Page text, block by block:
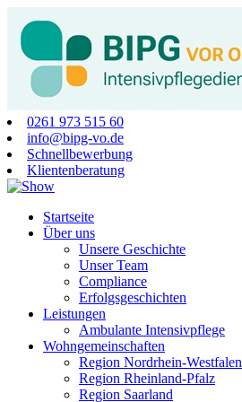
0261 973 515 60
info@bipg-vo.de
Schnellbewerbung
Klientenberatung
Startseite
Über uns
Unsere Geschichte
Unser Team
Compliance
Erfolgsgeschichten
Leistungen
Ambulante Intensivpflege
Wohngemeinschaften
Region Nordrhein-Westfalen
Region Rheinland-Pfalz
Region Saarland